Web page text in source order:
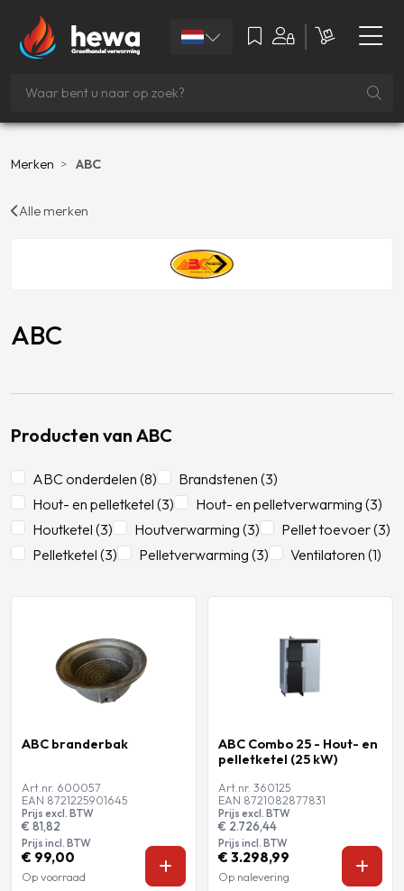
Merken ABC
Alle merken
ABC
Producten van ABC
ABC onderdelen (8)
Brandstenen (3)
Hout- en pelletketel (3)
Hout- en pelletverwarming (3)
Houtketel (3)
Houtverwarming (3)
Pellet toevoer (3)
Pelletketel (3)
Pelletverwarming (3) Ventilatoren (1)
ABC branderbak
Art.nr. 600057
EAN 8721225901645
Prijs excl. BTW
€ 81,82
Prijs incl. BTW
€ 99,00
Op voorraad
ABC Combo 25 - Hout- en
pelletketel (25 kW)
Art.nr. 360125
EAN 8721082877831
Prijs excl. BTW
€ 2.726,44
Prijs incl. BTW
€ 3.298,99
Op nalevering